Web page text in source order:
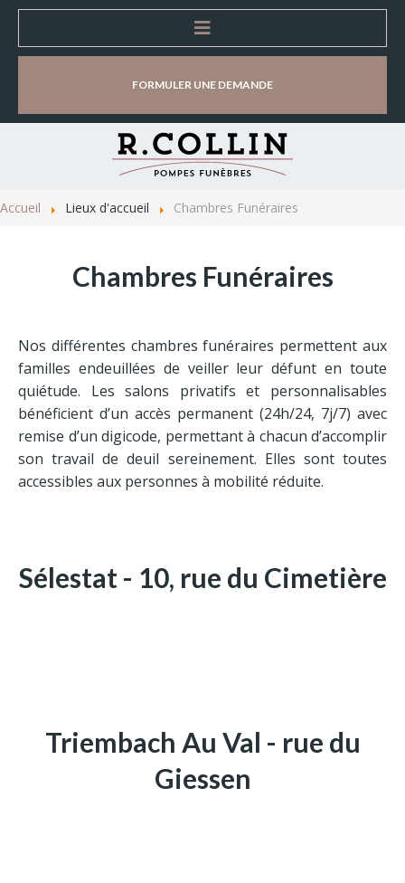
Organisation d'obsèques
Lieux d'accueil
Chambres Funéraires
Salles de cérémonie
Contrat obsèques
Adresses
Ste Marie-aux-Mines
FORMULER UNE DEMANDE
Accueil Lieux d'accueil Chambres Funéraires
Chambres Funéraires
Nos différentes chambres funéraires permettent aux
familles endeuillées de veiller leur défunt en toute
quiétude. Les salons privatifs et personnalisables
bénéficient d’un accès permanent (24h/24, 7j/7) avec
remise d’un digicode, permettant à chacun d’accomplir
son travail de deuil sereinement. Elles sont toutes
accessibles aux personnes à mobilité réduite.
Sélestat - 10, rue du Cimetière
Triembach Au Val - rue du
Giessen